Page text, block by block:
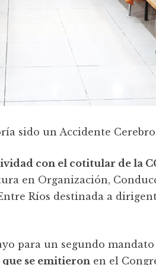
sido un Accidente Cerebro
con el cotitular de la
en Organización,
Ríos destinada a
para un segundo
que se emitieron en el